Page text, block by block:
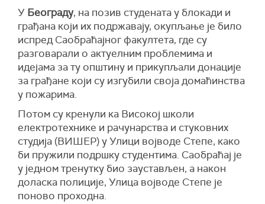
У Београду, на позив студената у блокади и
грађана који их подржавају, окупљање је било
испред Саобраћајног факултета, где су
разговарали о актуелним проблемима и
идејама за ту општину и прикупљали донације
за грађане који су изгубили своја домаћинства
у пожарима.
Потом су кренули ка Високој школи
електротехнике и рачунарства и стуковних
студија (ВИШЕР) у Улици војводе Степе, како
би пружили подршку студентима. Саобраћај је
у једном тренутку био заустављен, а након
доласка полиције, Улица војводе Степе је
поново проходна.